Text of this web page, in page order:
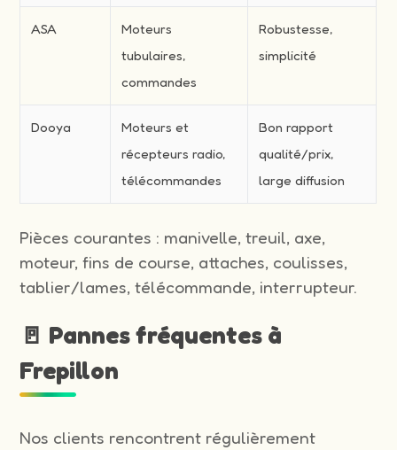
ASA
Moteurs
tubulaires,
commandes
Robustesse,
simplicité
Dooya
Moteurs et
récepteurs radio,
télécommandes
Bon rapport
qualité/prix,
large diffusion
Pièces courantes : manivelle, treuil, axe,
moteur, fins de course, attaches, coulisses,
tablier/lames, télécommande, interrupteur.
🚪 Pannes fréquentes à
Frepillon
Nos clients rencontrent régulièrement